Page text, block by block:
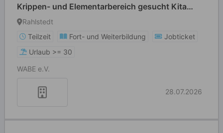
Krippen- und Elementarbereich gesucht Kita
Rahlstedter Weg
Rahlstedt
Teilzeit
Fort- und Weiterbildung
Jobticket
Urlaub >= 30
WABE e.V.
28.07.2026